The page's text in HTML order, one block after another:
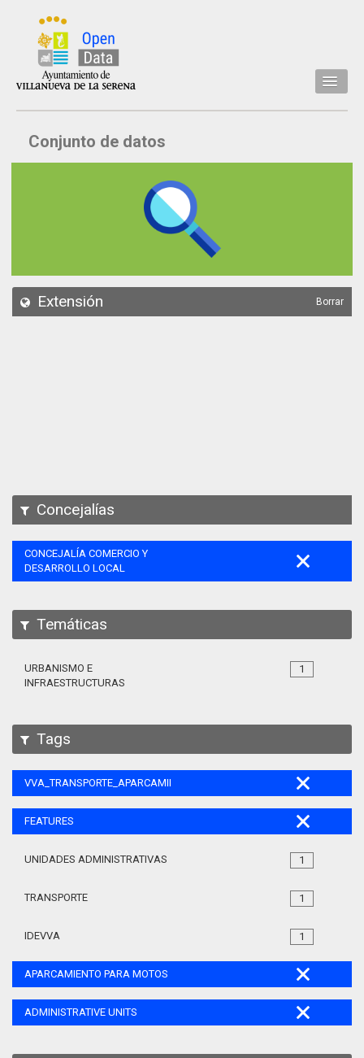
Inicio
Datos
API
Conjunto de datos
Extensión Borrar
Concejalías
CONCEJALÍA COMERCIO Y
DESARROLLO LOCAL
Temáticas
1
URBANISMO E
INFRAESTRUCTURAS
Tags
VVA_TRANSPORTE_APARCAMIENTO_MOTOS_105
FEATURES
1
UNIDADES ADMINISTRATIVAS
1
TRANSPORTE
1
IDEVVA
APARCAMIENTO PARA MOTOS
ADMINISTRATIVE UNITS